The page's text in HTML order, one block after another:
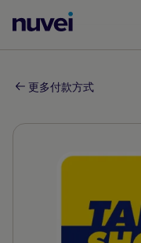
主
更多付款方式